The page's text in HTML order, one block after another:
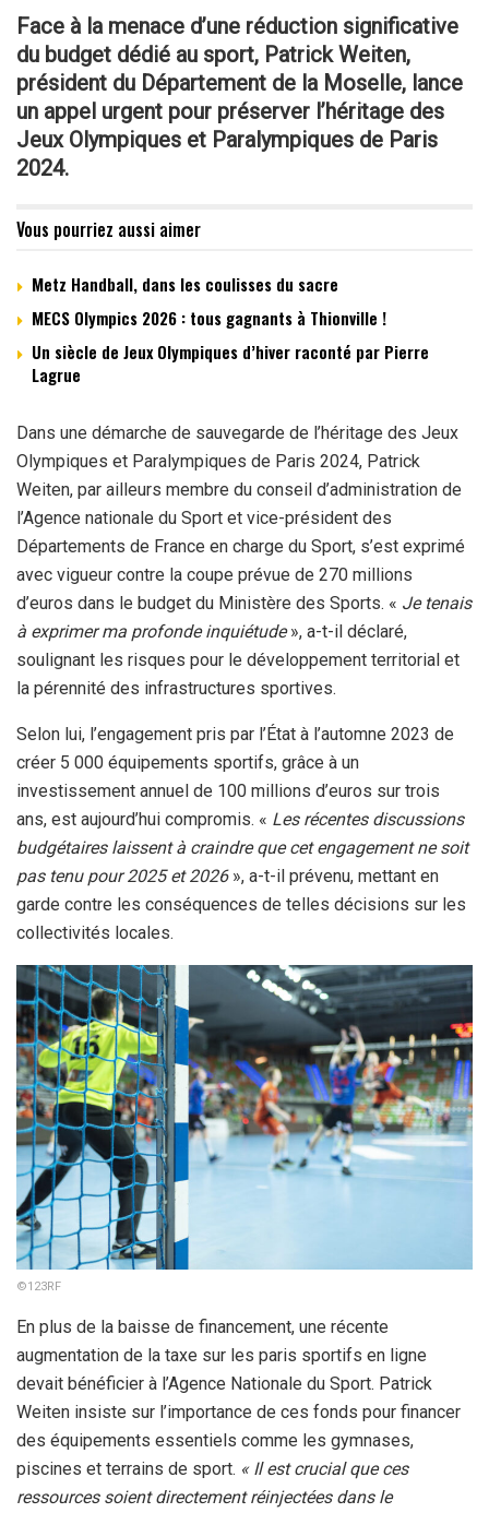
Face à la menace d’une réduction significative
du budget dédié au sport, Patrick Weiten,
président du Département de la Moselle, lance
un appel urgent pour préserver l’héritage des
Jeux Olympiques et Paralympiques de Paris
2024.
Vous pourriez aussi aimer
Metz Handball, dans les coulisses du sacre
MECS Olympics 2026 : tous gagnants à Thionville !
Un siècle de Jeux Olympiques d’hiver raconté par Pierre
Lagrue
Dans une démarche de sauvegarde de l’héritage des Jeux
Olympiques et Paralympiques de Paris 2024, Patrick
Weiten, par ailleurs membre du conseil d’administration de
l’Agence nationale du Sport et vice-président des
Départements de France en charge du Sport, s’est exprimé
avec vigueur contre la coupe prévue de 270 millions
d’euros dans le budget du Ministère des Sports. « Je tenais
à exprimer ma profonde inquiétude», a-t-il déclaré,
soulignant les risques pour le développement territorial et
la pérennité des infrastructures sportives.
Selon lui, l’engagement pris par l’État à l’automne 2023 de
créer 5 000 équipements sportifs, grâce à un
investissement annuel de 100 millions d’euros sur trois
ans, est aujourd’hui compromis. « Les récentes discussions
budgétaires laissent à craindre que cet engagement ne soit
pas tenu pour 2025 et 2026 », a-t-il prévenu, mettant en
garde contre les conséquences de telles décisions sur les
collectivités locales.
©123RF
En plus de la baisse de financement, une récente
augmentation de la taxe sur les paris sportifs en ligne
devait bénéficier à l’Agence Nationale du Sport. Patrick
Weiten insiste sur l’importance de ces fonds pour financer
des équipements essentiels comme les gymnases,
piscines et terrains de sport. « Il est crucial que ces
ressources soient directement réinjectées dans le